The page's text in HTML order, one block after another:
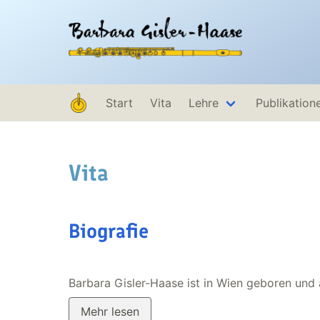
Start Vita Lehre
Vita
Biografie
Barbara Gisler-Haase ist in Wien geboren und
Mehr lesen